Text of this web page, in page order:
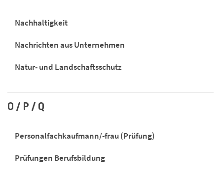
Nachhaltigkeit
Nachrichten aus Unternehmen
Natur- und Landschaftsschutz
O / P / Q
Personalfachkaufmann/-frau (Prüfung)
Prüfungen Berufsbildung